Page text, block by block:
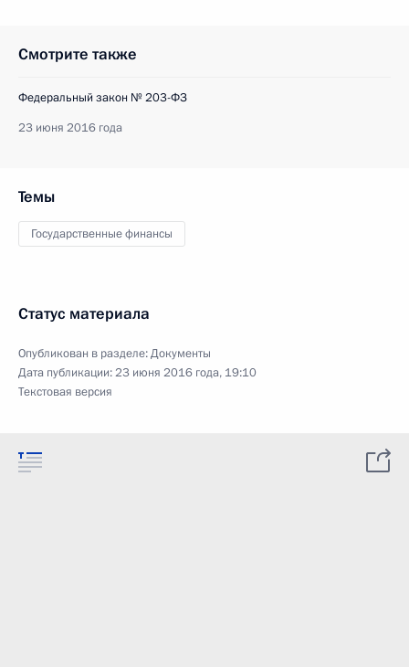
Смотрите также
Федеральный закон № 203-ФЗ
23 июня 2016 года
Темы
Государственные финансы
Статус материала
Опубликован в разделе:Документы
Дата публикации:23 июня 2016 года, 19:10
Текстовая версия